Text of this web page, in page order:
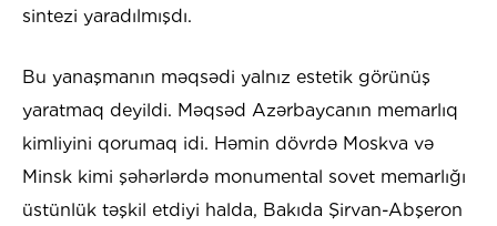
sintezi yaradılmışdı.
Bu yanaşmanın məqsədi yalnız estetik görünüş
yaratmaq deyildi. Məqsəd Azərbaycanın memarlıq
kimliyini qorumaq idi. Həmin dövrdə Moskva və
Minsk kimi şəhərlərdə monumental sovet memarlığı
üstünlük təşkil etdiyi halda, Bakıda Şirvan-Abşeron